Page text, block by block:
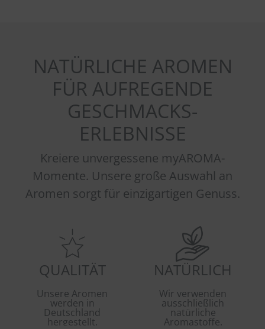
NATÜRLICHE AROMEN
FÜR AUFREGENDE
GESCHMACKS-
ERLEBNISSE
Kreiere unvergessene myAROMA-
Momente. Unsere große Auswahl an
Aromen sorgt für einzigartigen Genuss.
QUALITÄT
Unsere Aromen
werden in
Deutschland
hergestellt.
NATÜRLICH
Wir verwenden
ausschließlich
natürliche
Aromastoffe.